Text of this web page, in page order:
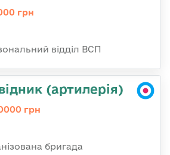
грн
відділ ВСП
(артилерія)
грн
бригада